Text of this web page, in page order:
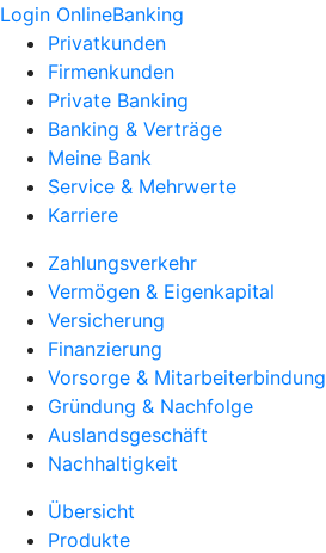
Login OnlineBanking
Privatkunden
Firmenkunden
Private Banking
Banking & Verträge
Meine Bank
Service & Mehrwerte
Karriere
Zahlungsverkehr
Vermögen & Eigenkapital
Versicherung
Finanzierung
Vorsorge & Mitarbeiterbindung
Gründung & Nachfolge
Auslandsgeschäft
Nachhaltigkeit
Übersicht
Produkte